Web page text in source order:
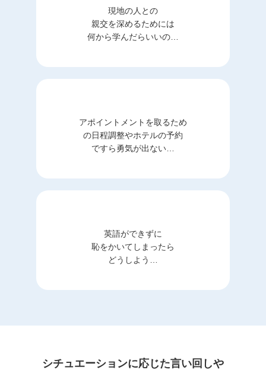
現地の人との
親交を深めるためには
何から学んだらいいの…
アポイントメントを取るため
の日程調整やホテルの予約
ですら勇気が出ない…
英語ができずに
恥をかいてしまったら
どうしよう…
シチュエーションに応じた言い回しや